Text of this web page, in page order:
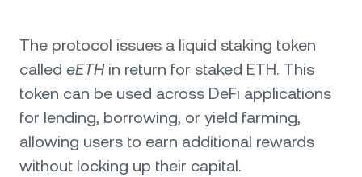
The protocol issues a liquid staking token
called eETHin return for staked ETH. This
token can be used across DeFi applications
for lending, borrowing, or yield farming,
allowing users to earn additional rewards
without locking up their capital.